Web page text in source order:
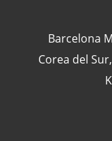
Barcelona
Corea del Sur,